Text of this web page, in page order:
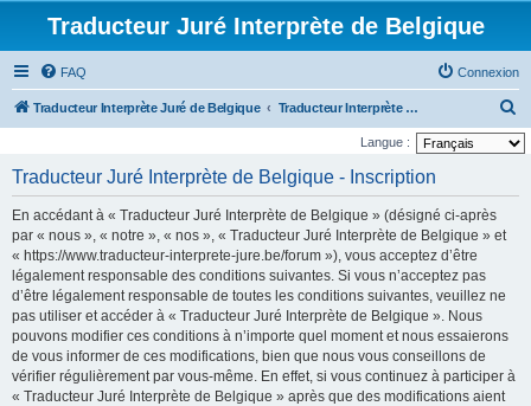
Traducteur Juré Interprète de Belgique
FAQ Connexion
Traducteur Interprète Juré de Belgique Traducteur Interprète Juré de Belgique
e
Langue :
Traducteur Juré Interprète de Belgique - Inscription
En accédant à « Traducteur Juré Interprète de Belgique » (désigné ci-après
par « nous », « notre », « nos », « Traducteur Juré Interprète de Belgique » et
« https://www.traducteur-interprete-jure.be/forum »), vous acceptez d’être
légalement responsable des conditions suivantes. Si vous n’acceptez pas
d’être légalement responsable de toutes les conditions suivantes, veuillez ne
pas utiliser et accéder à « Traducteur Juré Interprète de Belgique ». Nous
pouvons modifier ces conditions à n’importe quel moment et nous essaierons
de vous informer de ces modifications, bien que nous vous conseillons de
vérifier régulièrement par vous-même. En effet, si vous continuez à participer à
« Traducteur Juré Interprète de Belgique » après que des modifications aient